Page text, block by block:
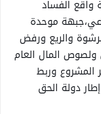
واقع الفساد
موحدة
والريع ورفض
ولصوص المال العام
المشروع وربط
دولة الحق